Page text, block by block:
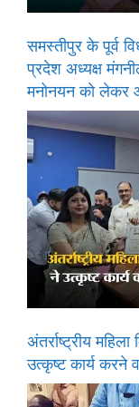
समस्तीपुर के पूर्व
प्रदेश अध्यक्ष
मनोनयन को लेकर
अंतर्राष्ट्रीय
उत्कृष्ट कार्य करने